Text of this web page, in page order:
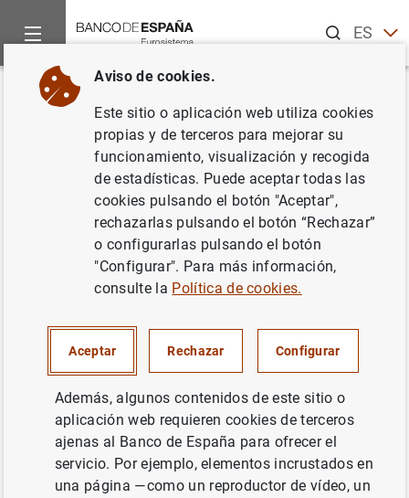
ESEN
Inicio Noticias y eventos
Volver
Enero de 2008
Enero de 2008 (44KB )
Anterior
Febrero de 2008...
Siguiente
Diciembre de 2007...
Aviso de cookies.
Este sitio o aplicación web utiliza cookies
propias y de terceros para mejorar su
funcionamiento, visualización y recogida
de estadísticas. Puede aceptar todas las
cookies pulsando el botón "Aceptar",
rechazarlas pulsando el botón “Rechazar”
o configurarlas pulsando el botón
"Configurar". Para más información,
consulte la Política de cookies.
Aceptar Rechazar Configurar
Además, algunos contenidos de este sitio o
aplicación web requieren cookies de terceros
ajenas al Banco de España para ofrecer el
servicio. Por ejemplo, elementos incrustados en
una página —como un reproductor de vídeo, un